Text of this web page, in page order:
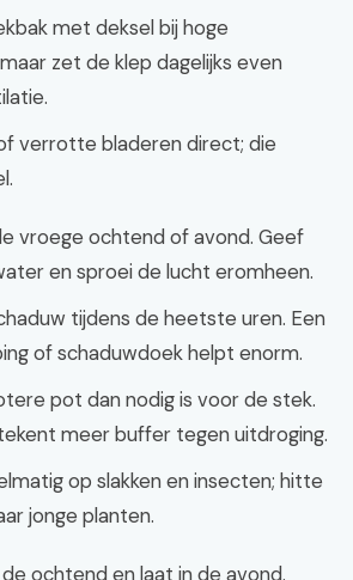
met deksel bij hoge
zet de klep dagelijks even
verrotte bladeren direct; die
vroege ochtend of avond. Geef
en sproei de lucht eromheen.
tijdens de heetste uren. Een
of schaduwdoek helpt enorm.
pot dan nodig is voor de stek.
meer buffer tegen uitdroging.
op slakken en insecten; hitte
jonge planten.
ochtend en laat in de avond.